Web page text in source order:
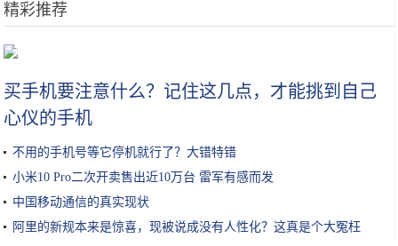
精彩推荐
女性护肤的常识干货，你做正确了几条呢？收藏丨教你做个精致女孩
买手机要注意什么？记住这几点，才能挑到自己
心仪的手机
不用的手机号等它停机就行了？大错特错
小米10 Pro二次开卖售出近10万台 雷军有感而发
中国移动通信的真实现状
阿里的新规本来是惊喜，现被说成没有人性化？这真是个大冤枉